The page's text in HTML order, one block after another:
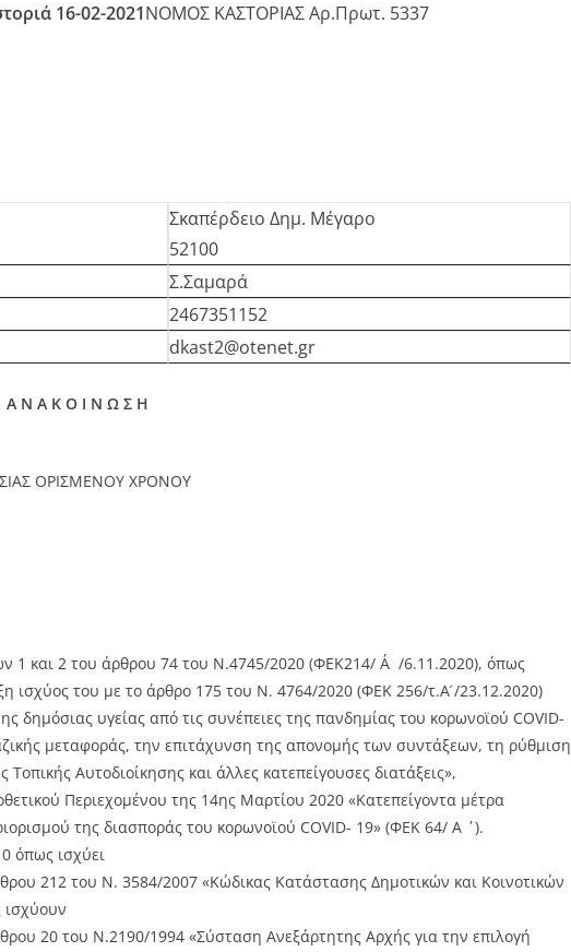
16-02-2021ΝΟΜΟΣ ΚΑΣΤΟΡΙΑΣ Αρ.Πρωτ. 5337
Σκαπέρδειο Δημ. Μέγαρο
52100
Σ.Σαμαρά
2467351152
dkast2@otenet.gr
Α Ν Α Κ Ο Ι Ν Ω Σ Η
ΟΡΙΣΜΕΝΟΥ ΧΡΟΝΟΥ
1 και 2 του άρθρου 74 του Ν.4745/2020 (ΦΕΚ214/ Α΄/6.11.2020), όπως
ισχύος του με το άρθρο 175 του N. 4764/2020 (ΦΕΚ 256/τ.Α ́/23.12.2020)
δημόσιας υγείας από τις συνέπειες της πανδημίας του κορωνοϊού COVID-
μεταφοράς, την επιτάχυνση της απονομής των συντάξεων, τη ρύθμιση
Αυτοδιοίκησης και άλλες κατεπείγουσες διατάξεις»,
Περιεχομένου της 14ης Μαρτίου 2020 «Κατεπείγοντα μέτρα
της διασποράς του κορωνοϊού COVID- 19» (ΦΕΚ 64/ Α ΄).
όπως ισχύει
212 του Ν. 3584/2007 «Κώδικας Κατάστασης Δημοτικών και Κοινοτικών
20 του Ν.2190/1994 «Σύσταση Ανεξάρτητης Αρχής για την επιλογή